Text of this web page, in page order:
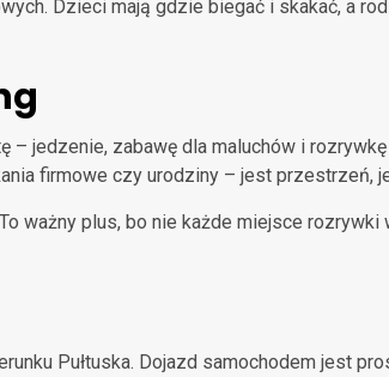
Dzieci mają gdzie biegać i skakać, a
jedzenie, zabawę dla maluchów i
firmowe czy urodziny – jest przestrzeń,
ważny plus, bo nie każde miejsce rozrywki
Pułtuska. Dojazd samochodem jest